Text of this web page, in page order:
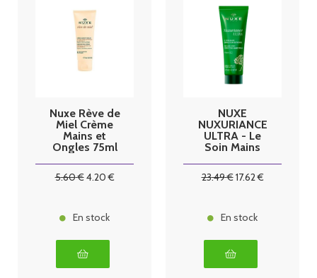
Nuxe Rève de
Miel Crème
Mains et
Ongles 75ml
5.60€4.20€
En stock
NUXE
NUXURIANCE
ULTRA - Le
Soin Mains
Peaux Sèches,
23.49€17.62€
En stock